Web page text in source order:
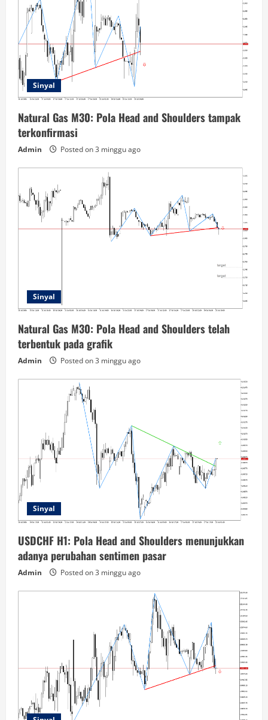
Sinyal
Natural Gas M30: Pola Head and Shoulders tampak
terkonfirmasi
Admin Posted on 3 minggu ago
Sinyal
Natural Gas M30: Pola Head and Shoulders telah
terbentuk pada grafik
Admin Posted on 3 minggu ago
Sinyal
USDCHF H1: Pola Head and Shoulders menunjukkan
adanya perubahan sentimen pasar
Admin Posted on 3 minggu ago